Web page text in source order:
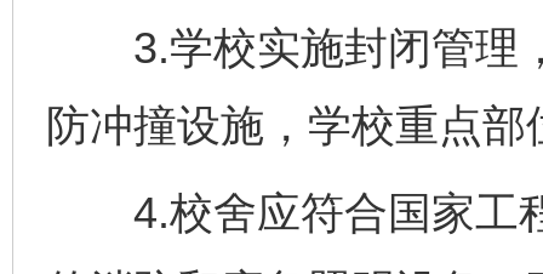
3.学校实施封闭管理
防冲撞设施，学校重点
4.校舍应符合国家工